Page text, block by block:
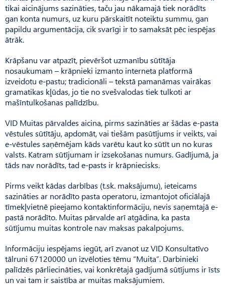
tikai aicinājums sazināties, taču jau nākamajā tiek norādīts
gan konta numurs, uz kuru pārskaitīt noteiktu summu, gan
papildu argumentācija, cik svarīgi ir to samaksāt pēc iespējas
ātrāk.
Krāpšanu var atpazīt, pievēršot uzmanību sūtītāja
nosaukumam – krāpnieki izmanto interneta platformā
izveidotu e-pastu; tradicionāli – tekstā pamanāmas vairākas
gramatikas kļūdas, jo tie no svešvalodas tiek tulkoti ar
mašīntulkošanas palīdzību.
VID Muitas pārvaldes aicina, pirms sazināties ar šādas e-pasta
vēstules sūtītāju, apdomāt, vai tiešām pasūtījums ir veikts, vai
e-vēstules saņēmējam kāds varētu kaut ko sūtīt un no kuras
valsts. Katram sūtījumam ir izsekošanas numurs. Gadījumā, ja
tāds nav norādīts, tad e-pasts ir krāpniecisks.
Pirms veikt kādas darbības (t.sk. maksājumu), ieteicams
sazināties ar norādīto pasta operatoru, izmantojot oficiālajā
tīmekļvietnē pieejamo kontaktinformāciju, nevis saņemtajā e-
pastā norādīto. Muitas pārvalde arī atgādina, ka pasta
sūtījumu muitas kontrole nav maksas pakalpojums.
Informāciju iespējams iegūt, arī zvanot uz VID Konsultatīvo
tālruni 67120000 un izvēloties tēmu “Muita”. Darbinieki
palīdzēs pārliecināties, vai konkrētajā gadījumā sūtījums ir īsts
un vai tam ir saistība ar muitas maksājumiem.